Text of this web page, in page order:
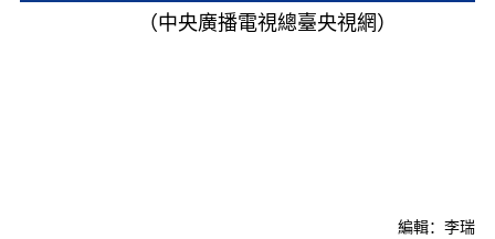
（中央廣播電視總臺央視網）
編輯：李瑞